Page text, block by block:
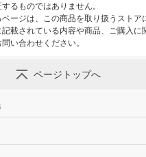
るものではありません。
ージは、この商品を取り扱うストア
載されている内容や商品、ご購入に
い合わせください。
ページトップへ